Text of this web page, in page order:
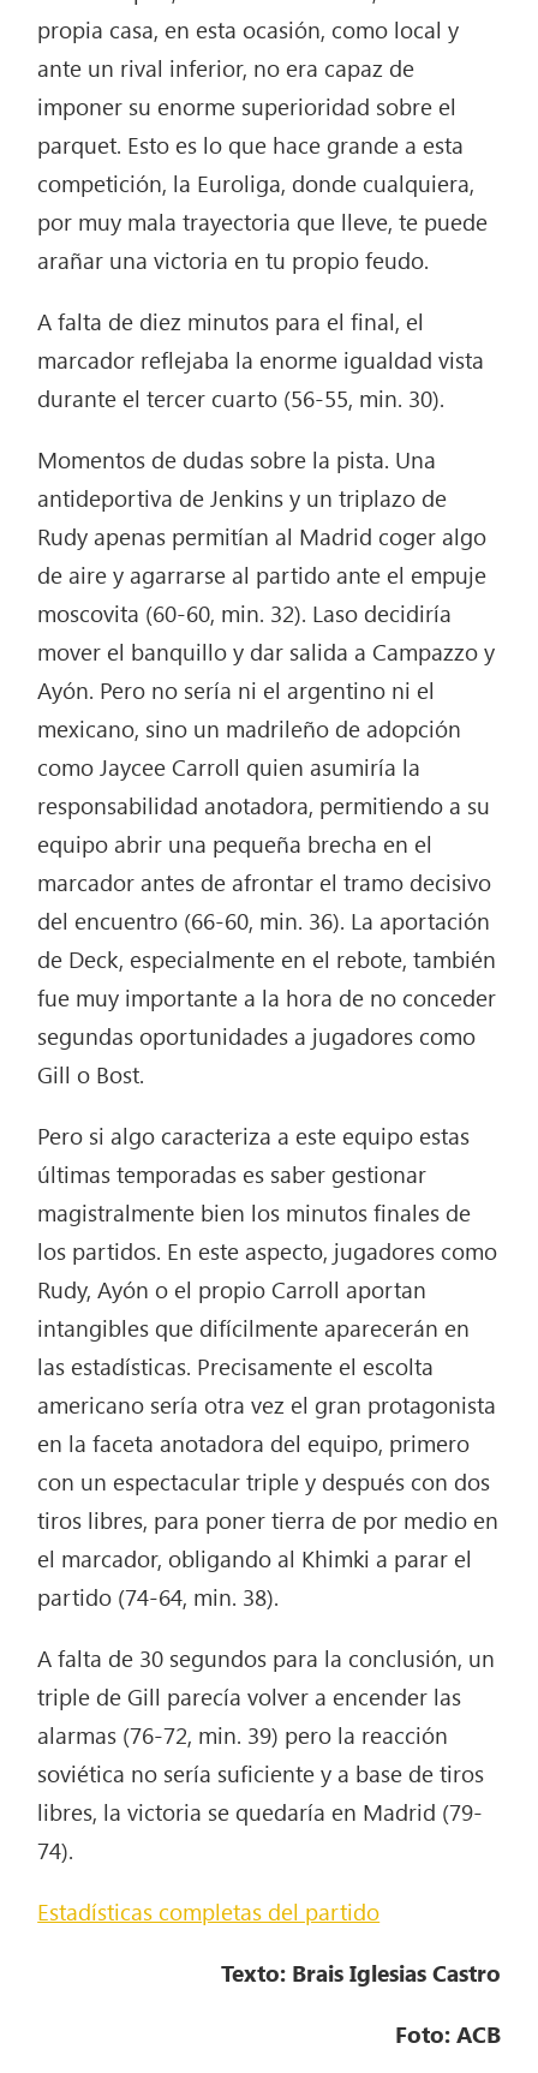
propia casa, en esta ocasión, como local y
ante un rival inferior, no era capaz de
imponer su enorme superioridad sobre el
parquet. Esto es lo que hace grande a esta
competición, la Euroliga, donde cualquiera,
por muy mala trayectoria que lleve, te puede
arañar una victoria en tu propio feudo.
A falta de diez minutos para el final, el
marcador reflejaba la enorme igualdad vista
durante el tercer cuarto (56-55, min. 30).
Momentos de dudas sobre la pista. Una
antideportiva de Jenkins y un triplazo de
Rudy apenas permitían al Madrid coger algo
de aire y agarrarse al partido ante el empuje
moscovita (60-60, min. 32). Laso decidiría
mover el banquillo y dar salida a Campazzo y
Ayón. Pero no sería ni el argentino ni el
mexicano, sino un madrileño de adopción
como Jaycee Carroll quien asumiría la
responsabilidad anotadora, permitiendo a su
equipo abrir una pequeña brecha en el
marcador antes de afrontar el tramo decisivo
del encuentro (66-60, min. 36). La aportación
de Deck, especialmente en el rebote, también
fue muy importante a la hora de no conceder
segundas oportunidades a jugadores como
Gill o Bost.
Pero si algo caracteriza a este equipo estas
últimas temporadas es saber gestionar
magistralmente bien los minutos finales de
los partidos. En este aspecto, jugadores como
Rudy, Ayón o el propio Carroll aportan
intangibles que difícilmente aparecerán en
las estadísticas. Precisamente el escolta
americano sería otra vez el gran protagonista
en la faceta anotadora del equipo, primero
con un espectacular triple y después con dos
tiros libres, para poner tierra de por medio en
el marcador, obligando al Khimki a parar el
partido (74-64, min. 38).
A falta de 30 segundos para la conclusión, un
triple de Gill parecía volver a encender las
alarmas (76-72, min. 39) pero la reacción
soviética no sería suficiente y a base de tiros
libres, la victoria se quedaría en Madrid (79-
74).
Estadísticas completas del partido
Texto: Brais Iglesias Castro
Foto: ACB